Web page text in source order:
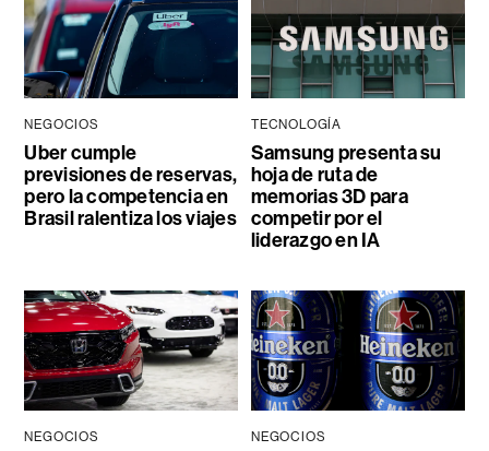
NEGOCIOS
Uber cumple
previsiones de reservas,
pero la competencia en
Brasil ralentiza los viajes
TECNOLOGÍA
Samsung presenta su
hoja de ruta de
memorias 3D para
competir por el
liderazgo en IA
NEGOCIOS NEGOCIOS